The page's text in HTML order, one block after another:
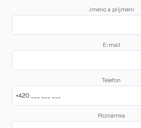
Jméno a příjmení
E-mail
Telefon
Poznámka